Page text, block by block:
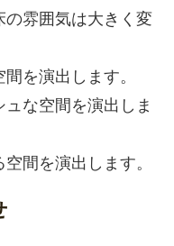
雰囲気は大きく変
を演出します。
な空間を演出しま
間を演出します。